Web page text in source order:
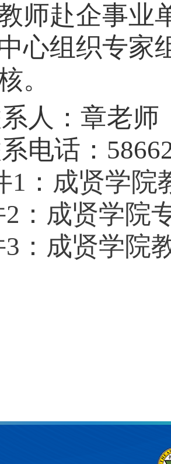
师赴企事业
心组织专家
。
人：章老师
电话：
1：成贤学院
2：成贤学院
3：成贤学院